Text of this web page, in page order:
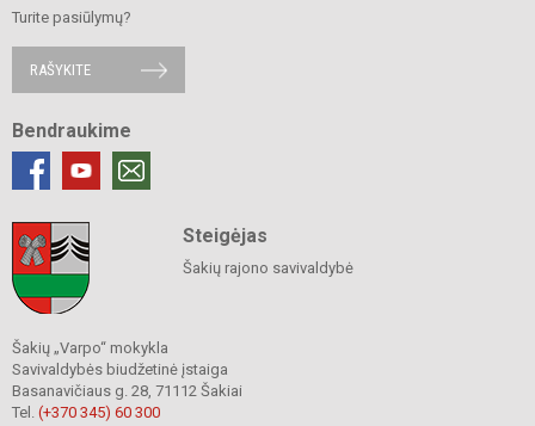
Turite pasiūlymų?
RAŠYKITE
Bendraukime
Steigėjas
Šakių rajono savivaldybė
Šakių „Varpo“ mokykla
Savivaldybės biudžetinė įstaiga
Basanavičiaus g. 28, 71112 Šakiai
Tel. (+370 345) 60 300